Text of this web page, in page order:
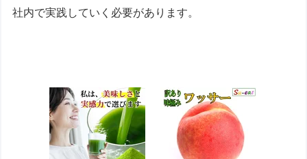
社内で実践していく必要があります。